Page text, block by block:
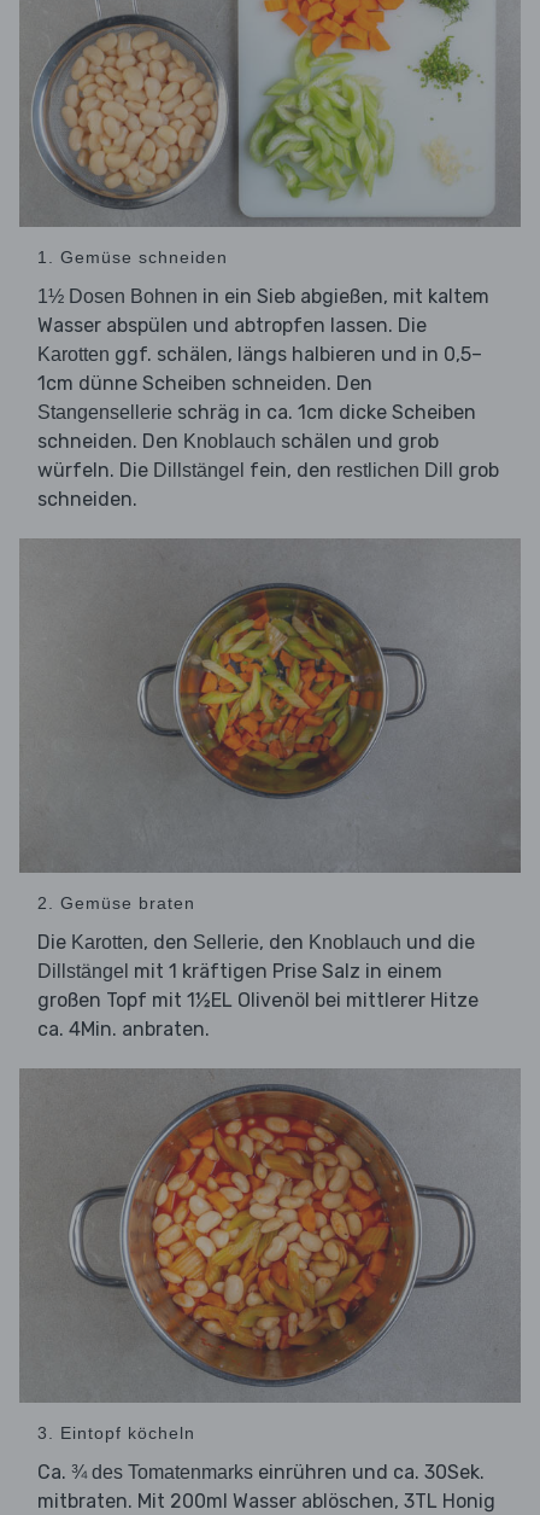
1. Gemüse schneiden
1½ Dosen Bohnen in ein Sieb abgießen, mit kaltem
Wasser abspülen und abtropfen lassen. Die
Karotten ggf. schälen, längs halbieren und in 0,5–
1cm dünne Scheiben schneiden. Den
Stangensellerie schräg in ca. 1cm dicke Scheiben
schneiden. Den Knoblauch schälen und grob
würfeln. Die Dillstängel fein, den restlichen Dill
grob
schneiden.
2. Gemüse braten
Die Karotten, den Sellerie, den Knoblauch und die
Dillstängel mit 1 kräftigen Prise Salz in einem
großen Topf mit 1½EL Olivenöl bei mittlerer Hitze
ca. 4Min. anbraten.
3. Eintopf köcheln
Ca. ¾ des Tomatenmarks einrühren und ca. 30Sek.
mitbraten. Mit 200ml Wasser ablöschen, 3TL Honig